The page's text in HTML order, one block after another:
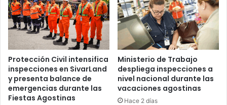
Protección Civil intensifica
inspecciones en SivarLand
y presenta balance de
emergencias durante las
Fiestas Agostinas
Ministerio de Trabajo
despliega inspecciones a
nivel nacional durante las
vacaciones agostinas
Hace 2 días